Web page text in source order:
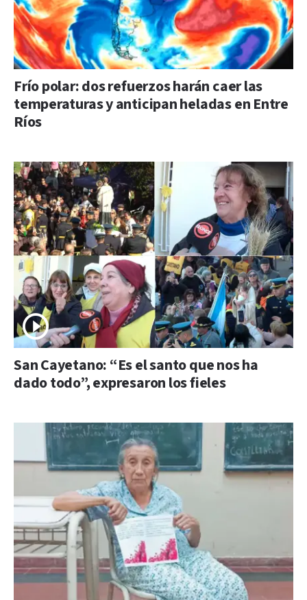
Frío polar: dos refuerzos harán caer las
temperaturas y anticipan heladas en Entre
Ríos
San Cayetano: “Es el santo que nos ha
dado todo”, expresaron los fieles